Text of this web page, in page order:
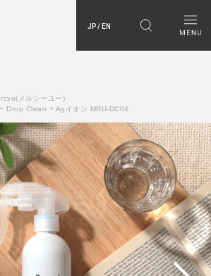
JP / EN
メルシーユー)
Drop Clean + Agイオン MRU-DC04